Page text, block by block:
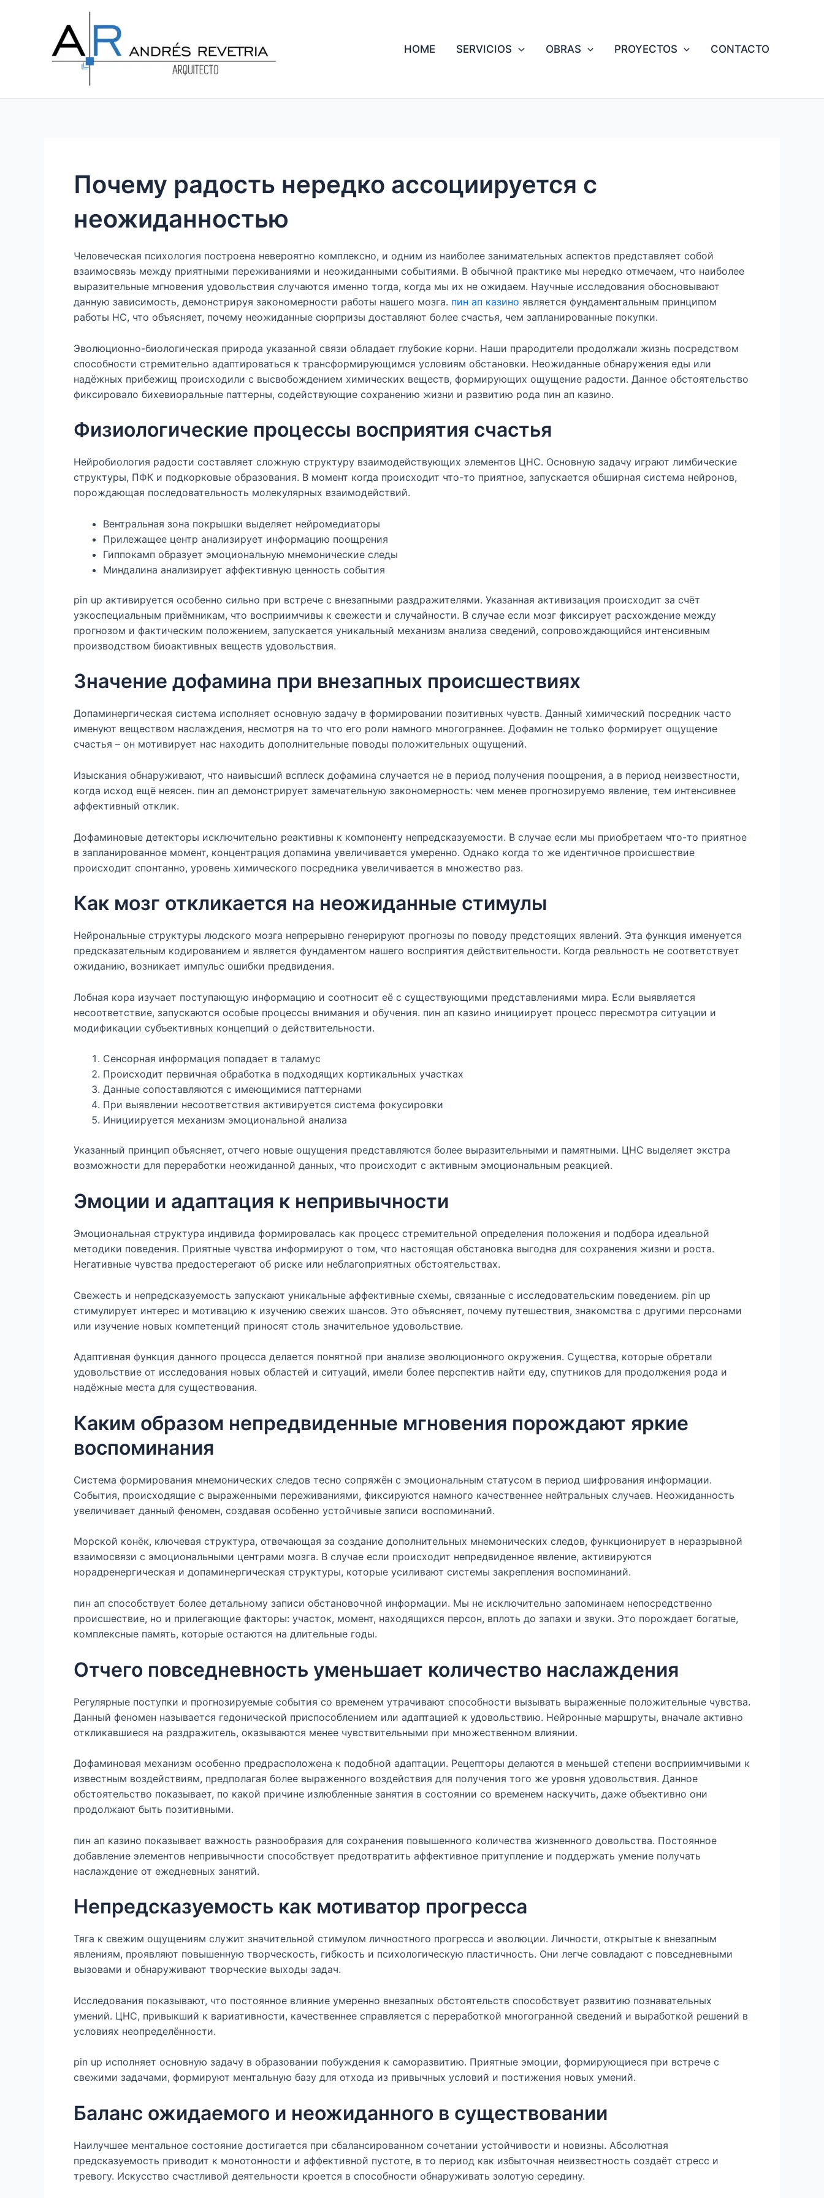
HOME
SERVICIOS OBRAS PROYECTOS CONTACTO
Почему радость нередко ассоциируется с
неожиданностью
Человеческая психология построена невероятно комплексно, и одним из наиболее занимательных аспектов представляет собой
взаимосвязь между приятными переживаниями и неожиданными событиями. В обычной практике мы нередко отмечаем, что наиболее
выразительные мгновения удовольствия случаются именно тогда, когда мы их не ожидаем. Научные исследования обосновывают
данную зависимость, демонстрируя закономерности работы нашего мозга. пин ап казино является фундаментальным принципом
работы НС, что объясняет, почему неожиданные сюрпризы доставляют более счастья, чем запланированные покупки.
Эволюционно-биологическая природа указанной связи обладает глубокие корни. Наши прародители продолжали жизнь посредством
способности стремительно адаптироваться к трансформирующимся условиям обстановки. Неожиданные обнаружения еды или
надёжных прибежищ происходили с высвобождением химических веществ, формирующих ощущение радости. Данное обстоятельство
фиксировало бихевиоральные паттерны, содействующие сохранению жизни и развитию рода пин ап казино.
Физиологические процессы восприятия счастья
Нейробиология радости составляет сложную структуру взаимодействующих элементов ЦНС. Основную задачу играют лимбические
структуры, ПФК и подкорковые образования. В момент когда происходит что-то приятное, запускается обширная система нейронов,
порождающая последовательность молекулярных взаимодействий.
Вентральная зона покрышки выделяет нейромедиаторы
Прилежащее центр анализирует информацию поощрения
Гиппокамп образует эмоциональную мнемонические следы
Миндалина анализирует аффективную ценность события
pin up активируется особенно сильно при встрече с внезапными раздражителями. Указанная активизация происходит за счёт
узкоспециальным приёмникам, что восприимчивы к свежести и случайности. В случае если мозг фиксирует расхождение между
прогнозом и фактическим положением, запускается уникальный механизм анализа сведений, сопровождающийся интенсивным
производством биоактивных веществ удовольствия.
Значение дофамина при внезапных происшествиях
Допаминергическая система исполняет основную задачу в формировании позитивных чувств. Данный химический посредник часто
именуют веществом наслаждения, несмотря на то что его роли намного многограннее. Дофамин не только формирует ощущение
счастья – он мотивирует нас находить дополнительные поводы положительных ощущений.
Изыскания обнаруживают, что наивысший всплеск дофамина случается не в период получения поощрения, а в период неизвестности,
когда исход ещё неясен. пин ап демонстрирует замечательную закономерность: чем менее прогнозируемо явление, тем интенсивнее
аффективный отклик.
Дофаминовые детекторы исключительно реактивны к компоненту непредсказуемости. В случае если мы приобретаем что-то приятное
в запланированное момент, концентрация допамина увеличивается умеренно. Однако когда то же идентичное происшествие
происходит спонтанно, уровень химического посредника увеличивается в множество раз.
Как мозг откликается на неожиданные стимулы
Нейрональные структуры людского мозга непрерывно генерируют прогнозы по поводу предстоящих явлений. Эта функция именуется
предсказательным кодированием и является фундаментом нашего восприятия действительности. Когда реальность не соответствует
ожиданию, возникает импульс ошибки предвидения.
Лобная кора изучает поступающую информацию и соотносит её с существующими представлениями мира. Если выявляется
несоответствие, запускаются особые процессы внимания и обучения. пин ап казино инициирует процесс пересмотра ситуации и
модификации субъективных концепций о действительности.
Сенсорная информация попадает в таламус
Происходит первичная обработка в подходящих кортикальных участках
Данные сопоставляются с имеющимися паттернами
При выявлении несоответствия активируется система фокусировки
Инициируется механизм эмоциональной анализа
Указанный принцип объясняет, отчего новые ощущения представляются более выразительными и памятными. ЦНС выделяет экстра
возможности для переработки неожиданной данных, что происходит с активным эмоциональным реакцией.
Эмоции и адаптация к непривычности
Эмоциональная структура индивида формировалась как процесс стремительной определения положения и подбора идеальной
методики поведения. Приятные чувства информируют о том, что настоящая обстановка выгодна для сохранения жизни и роста.
Негативные чувства предостерегают об риске или неблагоприятных обстоятельствах.
Свежесть и непредсказуемость запускают уникальные аффективные схемы, связанные с исследовательским поведением. pin up
стимулирует интерес и мотивацию к изучению свежих шансов. Это объясняет, почему путешествия, знакомства с другими персонами
или изучение новых компетенций приносят столь значительное удовольствие.
Адаптивная функция данного процесса делается понятной при анализе эволюционного окружения. Существа, которые обретали
удовольствие от исследования новых областей и ситуаций, имели более перспектив найти еду, спутников для продолжения рода и
надёжные места для существования.
Каким образом непредвиденные мгновения порождают яркие
воспоминания
Система формирования мнемонических следов тесно сопряжён с эмоциональным статусом в период шифрования информации.
События, происходящие с выраженными переживаниями, фиксируются намного качественнее нейтральных случаев. Неожиданность
увеличивает данный феномен, создавая особенно устойчивые записи воспоминаний.
Морской конёк, ключевая структура, отвечающая за создание дополнительных мнемонических следов, функционирует в неразрывной
взаимосвязи с эмоциональными центрами мозга. В случае если происходит непредвиденное явление, активируются
норадренергическая и допаминергическая структуры, которые усиливают системы закрепления воспоминаний.
пин ап способствует более детальному записи обстановочной информации. Мы не исключительно запоминаем непосредственно
происшествие, но и прилегающие факторы: участок, момент, находящихся персон, вплоть до запахи и звуки. Это порождает богатые,
комплексные память, которые остаются на длительные годы.
Отчего повседневность уменьшает количество наслаждения
Регулярные поступки и прогнозируемые события со временем утрачивают способности вызывать выраженные положительные чувства.
Данный феномен называется гедонической приспособлением или адаптацией к удовольствию. Нейронные маршруты, вначале активно
откликавшиеся на раздражитель, оказываются менее чувствительными при множественном влиянии.
Дофаминовая механизм особенно предрасположена к подобной адаптации. Рецепторы делаются в меньшей степени восприимчивыми к
известным воздействиям, предполагая более выраженного воздействия для получения того же уровня удовольствия. Данное
обстоятельство показывает, по какой причине излюбленные занятия в состоянии со временем наскучить, даже объективно они
продолжают быть позитивными.
пин ап казино показывает важность разнообразия для сохранения повышенного количества жизненного довольства. Постоянное
добавление элементов непривычности способствует предотвратить аффективное притупление и поддержать умение получать
наслаждение от ежедневных занятий.
Непредсказуемость как мотиватор прогресса
Тяга к свежим ощущениям служит значительной стимулом личностного прогресса и эволюции. Личности, открытые к внезапным
явлениям, проявляют повышенную творческость, гибкость и психологическую пластичность. Они легче совладают с повседневными
вызовами и обнаруживают творческие выходы задач.
Исследования показывают, что постоянное влияние умеренно внезапных обстоятельств способствует развитию познавательных
умений. ЦНС, привыкший к вариативности, качественнее справляется с переработкой многогранной сведений и выработкой решений в
условиях неопределённости.
pin up исполняет основную задачу в образовании побуждения к саморазвитию. Приятные эмоции, формирующиеся при встрече с
свежими задачами, формируют ментальную базу для отхода из привычных условий и постижения новых умений.
Баланс ожидаемого и неожиданного в существовании
Наилучшее ментальное состояние достигается при сбалансированном сочетании устойчивости и новизны. Абсолютная
предсказуемость приводит к монотонности и аффективной пустоте, в то период как избыточная неизвестность создаёт стресс и
тревогу. Искусство счастливой деятельности кроется в способности обнаруживать золотую середину.
entradas